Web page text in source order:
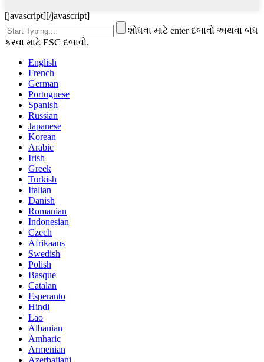
[javascript][/javascript]
શોધવા માટે enter દબાવો અથવા બંધ
કરવા માટે ESC દબાવો.
English
French
German
Portuguese
Spanish
Russian
Japanese
Korean
Arabic
Irish
Greek
Turkish
Italian
Danish
Romanian
Indonesian
Czech
Afrikaans
Swedish
Polish
Basque
Catalan
Esperanto
Hindi
Lao
Albanian
Amharic
Armenian